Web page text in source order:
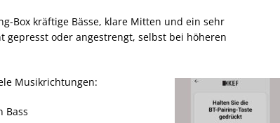
Box kräftige Bässe, klare Mitten und ein sehr
oder angestrengt, selbst bei höheren
Musikrichtungen:
Bass